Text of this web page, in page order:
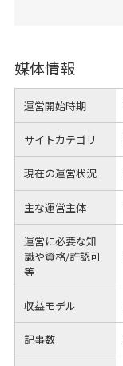
媒体情報
運営開始時期
サイトカテゴリ
現在の運営状況
主な運営主体
運営に必要な知
識や資格/許認可
等
収益モデル
記事数